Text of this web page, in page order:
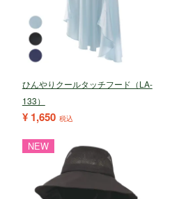
ひんやりクールタッチフード（LA-
133）
¥ 1,650 税込
NEW